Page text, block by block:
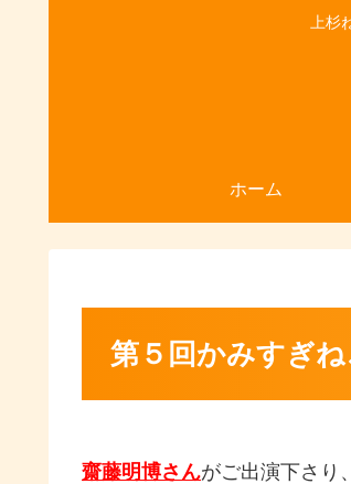
上杉
ホーム
第５回かみすぎね
齋藤明博さんがご出演下さり、